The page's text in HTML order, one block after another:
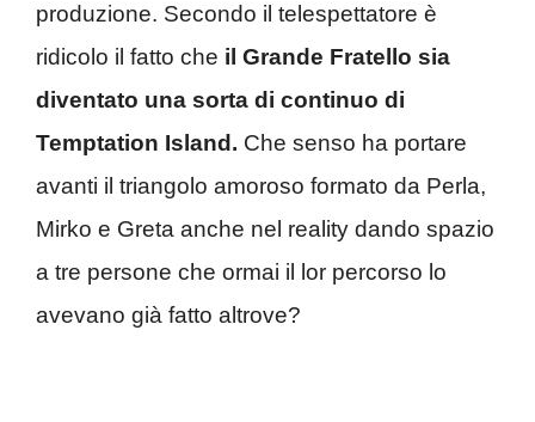
produzione. Secondo il telespettatore è
ridicolo il fatto che il Grande Fratello sia
diventato una sorta di continuo di
Temptation Island. Che senso ha portare
avanti il triangolo amoroso formato da Perla,
Mirko e Greta anche nel reality dando spazio
a tre persone che ormai il lor percorso lo
avevano già fatto altrove?